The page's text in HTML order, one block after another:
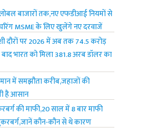
बाजारों तक,नए एफडीआई नियमों से
MSME के लिए खुलेंगे नए दरवाजें
दौरों पर 2026 में अब तक 74.5 करोड़
भारत को मिला 381.8 अरब डॉलर का
में समझौता करीब,जहाजों की
है आसान
की माफी,20 साल में 8 बार माफी
कौन-कौन से थे कारण